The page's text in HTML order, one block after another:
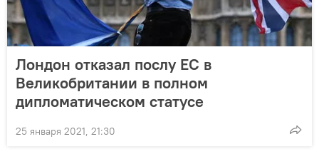
Лондон отказал послу ЕС в
Великобритании в полном
дипломатическом статусе
25 января 2021, 21:30